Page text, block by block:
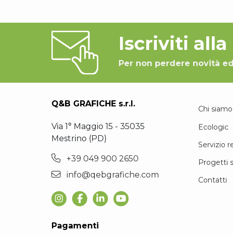
Iscriviti
Per non perdere novità
Q&B GRAFICHE s.r.l.
Via 1° Maggio 15 - 35035
Mestrino (PD)
+39 049 900 2650
info@qebgrafiche.com
Chi siamo
Ecologic
Servizio
Progetti
Contatti
Pagamenti